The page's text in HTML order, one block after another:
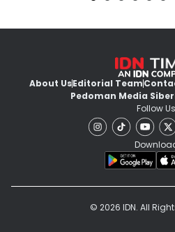
About UsEditorial Team
Pedoman Media Siber
Follow Us
© 2026 IDN. All